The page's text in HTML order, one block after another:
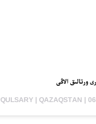
QULSARY | QAZAQSTAN | 06؟؟